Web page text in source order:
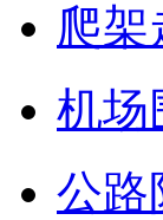
爬架
机场
公路